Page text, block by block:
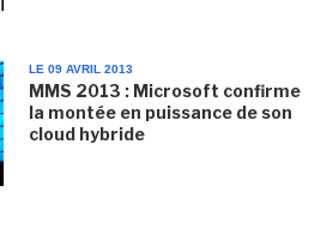
LE 09 AVRIL 2013
MMS 2013 : Microsoft confirme
la montée en puissance de son
cloud hybride